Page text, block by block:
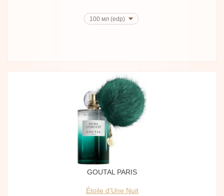
100 мл (edp)
GOUTAL PARIS
Étoile d'Une Nuit